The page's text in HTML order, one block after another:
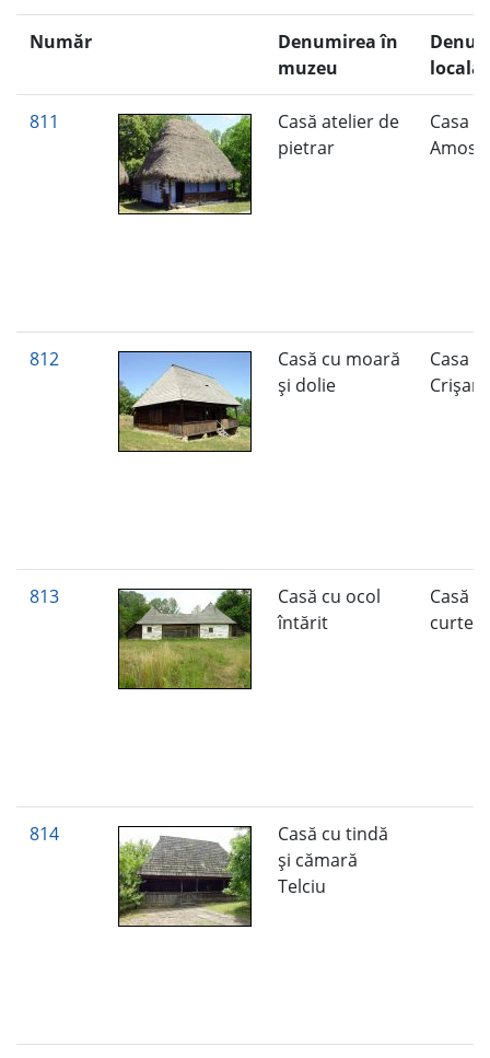
Număr
Denumirea în
muzeu
locală
811
Casă atelier de
pietrar
Casa
Amos
812
Casă cu moară
şi dolie
Casa
Crişan
813
Casă cu ocol
întărit
Casă
curte
814
Casă cu tindă
şi cămară
Telciu